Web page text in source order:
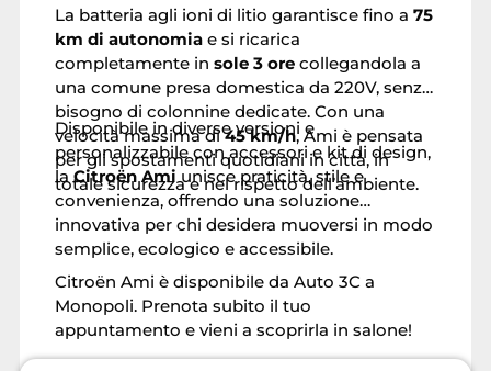
La batteria agli ioni di litio garantisce fino a 75
km di autonomia e si ricarica
completamente in sole 3 ore collegandola a
una comune presa domestica da 220V, senza
bisogno di colonnine dedicate. Con una
velocità massima di45 km/h, Ami è pensata
per gli spostamenti quotidiani in città, in
totale sicurezza e nel rispetto dell’ambiente.
Disponibile in diverse versioni e
personalizzabile con accessori e kit di design,
laCitroën Amiunisce praticità, stile e
convenienza, offrendo una soluzione
innovativa per chi desidera muoversi in modo
semplice, ecologico e accessibile.
Citroën Ami è disponibile da Auto 3C a
Monopoli. Prenota subito il tuo
appuntamento e vieni a scoprirla in salone!